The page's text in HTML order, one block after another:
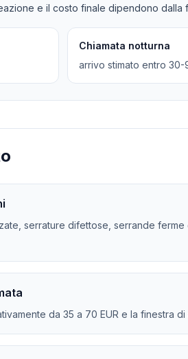
e il costo finale dipendono
Chiamata notturna
arrivo stimato entro 30-
serrature difettose, serrande
da 35 a 70 EUR e la